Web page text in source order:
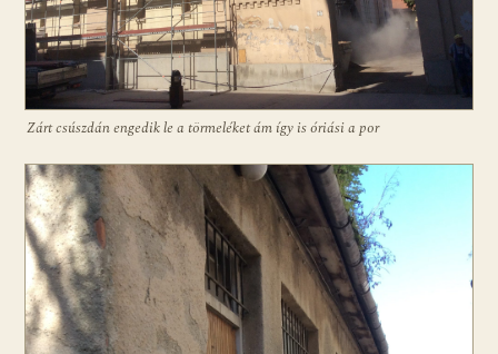
Zárt csúszdán engedik le a törmeléket ám így is óriási a por